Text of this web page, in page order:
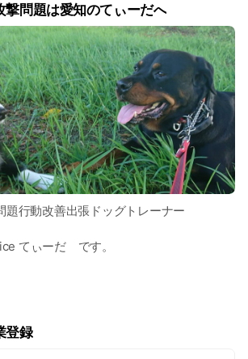
撃問題は愛知のてぃーだへ
題行動改善出張ドッグトレーナー
てぃーだ です。
を無くして飼いやすい犬をつくる事はし
登録